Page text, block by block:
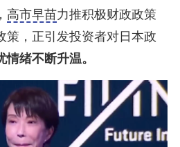
高市早苗力推积极财政政策
策，正引发投资者对日本政
情绪不断升温。